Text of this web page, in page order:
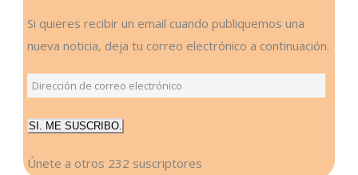
Si quieres recibir un email cuando publiquemos una
nueva noticia, deja tu correo electrónico a continuación.
Dirección
correo
SI. ME SUSCRIBO.
Únete a otros 232 suscriptores